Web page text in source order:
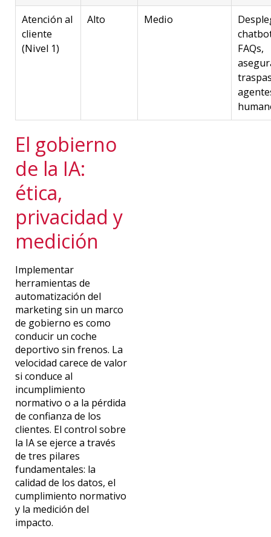
Atención al
cliente
(Nivel 1)
Alto Medio
FAQs,
El gobierno
de la IA:
ética,
privacidad y
medición
Implementar
herramientas de
automatización del
marketingsin un marco
de gobierno es como
conducir un coche
deportivo sin frenos. La
velocidad carece de valor
si conduce al
incumplimiento
normativo o a la pérdida
de confianza de los
clientes. El control sobre
la IA se ejerce a través
de tres pilares
fundamentales: la
calidad de los datos, el
cumplimiento normativo
y la medición del
impacto.